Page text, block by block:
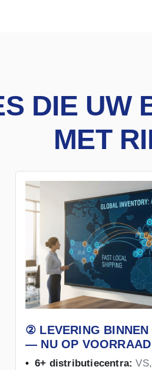
DIE UW
MET
② LEVERING BINNEN
— NU OP VOORRAAD
6+ distributiecentra: